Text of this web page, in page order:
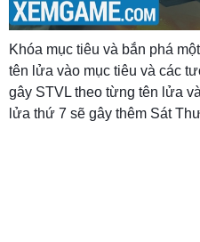
Khóa mục tiêu và bắn phá
tên lửa vào mục tiêu và các
gây STVL theo từng tên lửa
lửa thứ 7 sẽ gây thêm Sát